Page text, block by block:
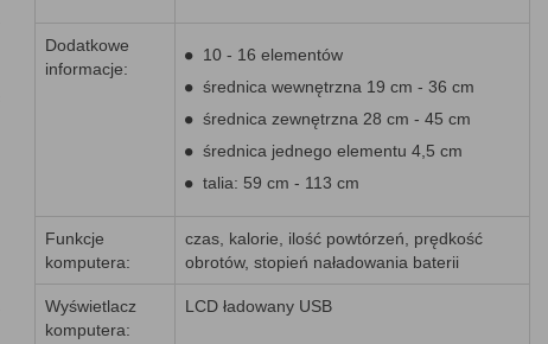
Dodatkowe
informacje:
10 - 16 elementów
średnica wewnętrzna 19 cm - 36 cm
średnica zewnętrzna 28 cm - 45 cm
średnica jednego elementu 4,5 cm
talia: 59 cm - 113 cm
Funkcje
komputera:
czas, kalorie, ilość powtórzeń, prędkość
obrotów, stopień naładowania baterii
Wyświetlacz
komputera:
LCD ładowany USB